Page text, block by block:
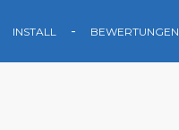
INSTALL BEWERTUNGEN